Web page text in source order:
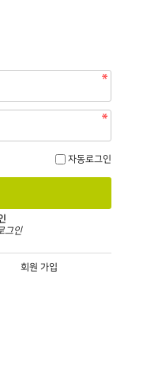
자동로그인
그인
회원 가입